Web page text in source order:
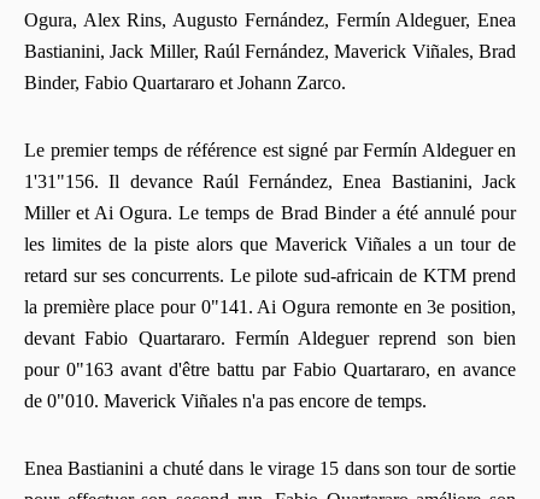
Ogura, Alex Rins, Augusto Fernández, Fermín Aldeguer, Enea
Bastianini, Jack Miller, Raúl Fernández, Maverick Viñales, Brad
Binder, Fabio Quartararo et Johann Zarco.
Le premier temps de référence est signé par Fermín Aldeguer en
1'31"156. Il devance Raúl Fernández, Enea Bastianini, Jack
Miller et Ai Ogura. Le temps de Brad Binder a été annulé pour
les limites de la piste alors que Maverick Viñales a un tour de
retard sur ses concurrents. Le pilote sud-africain de KTM prend
la première place pour 0"141. Ai Ogura remonte en 3e position,
devant Fabio Quartararo. Fermín Aldeguer reprend son bien
pour 0"163 avant d'être battu par Fabio Quartararo, en avance
de 0"010. Maverick Viñales n'a pas encore de temps.
Enea Bastianini a chuté dans le virage 15 dans son tour de sortie